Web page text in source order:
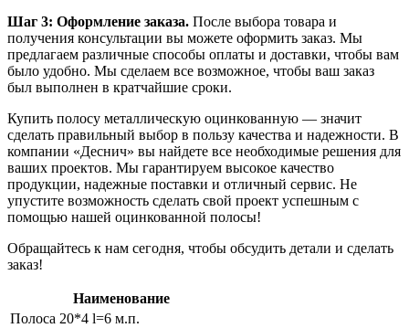
Шаг 3: Оформление заказа. После выбора товара и
получения консультации вы можете оформить заказ. Мы
предлагаем различные способы оплаты и доставки, чтобы вам
было удобно. Мы сделаем все возможное, чтобы ваш заказ
был выполнен в кратчайшие сроки.
Купить полосу металлическую оцинкованную — значит
сделать правильный выбор в пользу качества и надежности. В
компании «Деснич» вы найдете все необходимые решения для
ваших проектов. Мы гарантируем высокое качество
продукции, надежные поставки и отличный сервис. Не
упустите возможность сделать свой проект успешным с
помощью нашей оцинкованной полосы!
Обращайтесь к нам сегодня, чтобы обсудить детали и сделать
заказ!
Наименование
Полоса 20*4 l=6 м.п.